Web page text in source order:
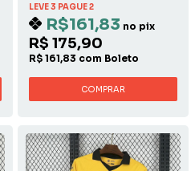
LEVE 3 PAGUE 2
R$161,83 no pix
R$ 175,90
R$ 161,83 com Boleto
COMPRAR